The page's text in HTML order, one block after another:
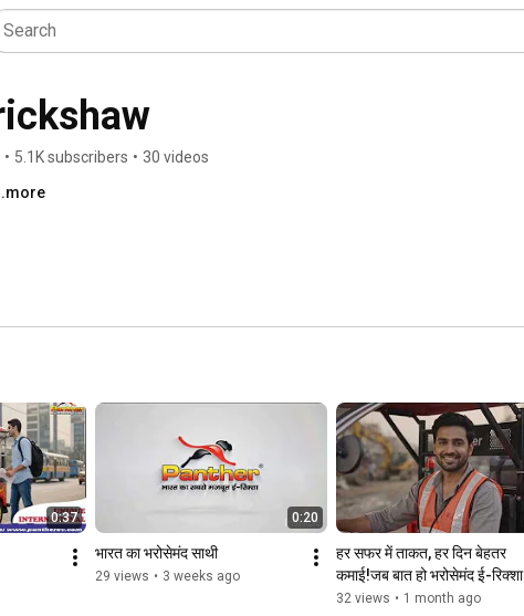
• 5.1K subscribers • 30 videos
0:37 0:20
भारत का भरोसेमंद साथी
29 views • 3 weeks ago
हर सफर में ताकत, हर दिन बेहतर
कमाई!जब बात हो भरोसेमंद ई-रिक्शा
की, तो चुनें Panther E-
32 views • 1 month ago